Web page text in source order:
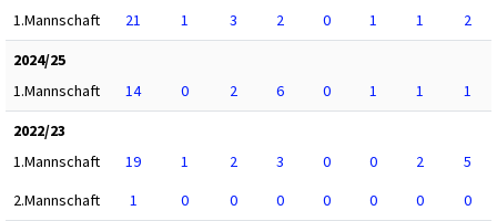
1.Mannschaft
21 1 3 2 0 1 1
2
2024/25
1.Mannschaft
14 0 2 6 0 1 1
1
2022/23
1.Mannschaft
19 1 2 3 0 0 2
5
2.Mannschaft
1 0 0 0 0 0 0
0